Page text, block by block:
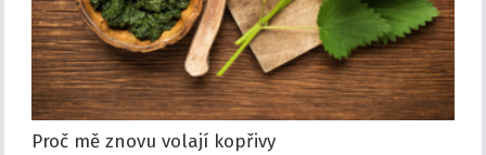
Proč mě znovu volají kopřivy